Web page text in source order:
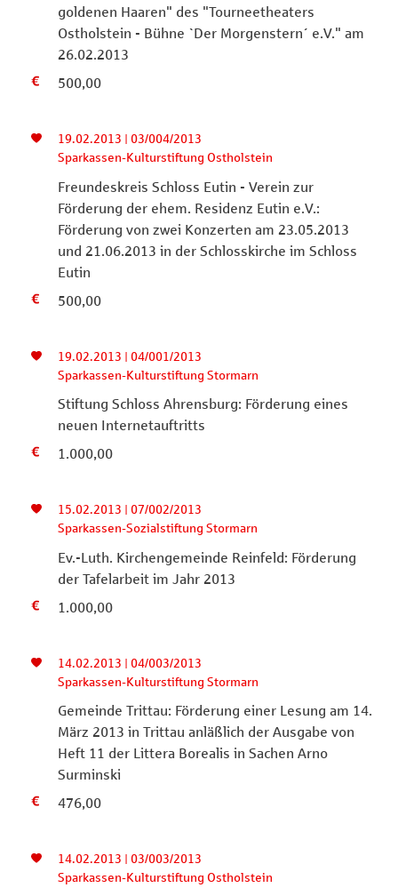
goldenen Haaren" des "Tourneetheaters
Ostholstein - Bühne `Der Morgenstern´ e.V." am
26.02.2013
500,00
19.02.2013 | 03/004/2013
Sparkassen-Kulturstiftung Ostholstein
Freundeskreis Schloss Eutin - Verein zur
Förderung der ehem. Residenz Eutin e.V.:
Förderung von zwei Konzerten am 23.05.2013
und 21.06.2013 in der Schlosskirche im Schloss
Eutin
500,00
19.02.2013 | 04/001/2013
Sparkassen-Kulturstiftung Stormarn
Stiftung Schloss Ahrensburg: Förderung eines
neuen Internetauftritts
1.000,00
15.02.2013 | 07/002/2013
Sparkassen-Sozialstiftung Stormarn
Ev.-Luth. Kirchengemeinde Reinfeld: Förderung
der Tafelarbeit im Jahr 2013
1.000,00
14.02.2013 | 04/003/2013
Sparkassen-Kulturstiftung Stormarn
Gemeinde Trittau: Förderung einer Lesung am 14.
März 2013 in Trittau anläßlich der Ausgabe von
Heft 11 der Littera Borealis in Sachen Arno
Surminski
476,00
14.02.2013 | 03/003/2013
Sparkassen-Kulturstiftung Ostholstein